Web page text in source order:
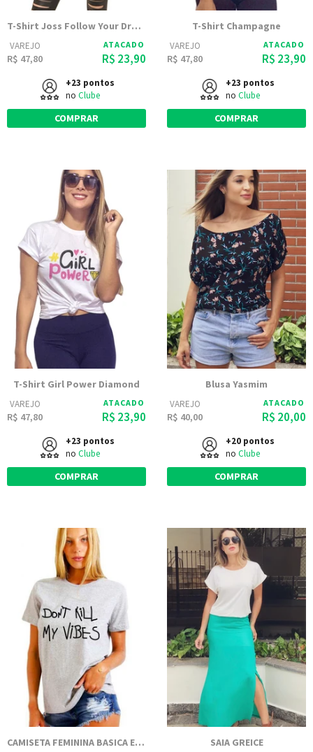
T-Shirt Joss Follow Your Dream
VAREJO
R$ 47,80
ATACADO
R$ 23,90
+23 pontos
no Clube
COMPRAR
T-Shirt Champagne
VAREJO
R$ 47,80
ATACADO
R$ 23,90
+23 pontos
no Clube
COMPRAR
T-Shirt Girl Power Diamond
VAREJO
R$ 47,80
ATACADO
R$ 23,90
+23 pontos
no Clube
COMPRAR
Blusa Yasmim
VAREJO
R$ 40,00
ATACADO
R$ 20,00
+20 pontos
no Clube
COMPRAR
CAMISETA FEMININA BASICA ESTAMPADA JOSS - DONT KILL MY VIBE SAIA GREICE